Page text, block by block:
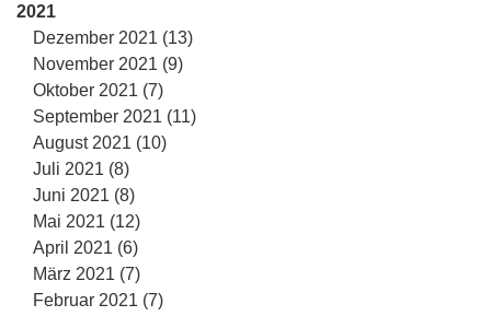
2021
Dezember 2021 (13)
November 2021 (9)
Oktober 2021 (7)
September 2021 (11)
August 2021 (10)
Juli 2021 (8)
Juni 2021 (8)
Mai 2021 (12)
April 2021 (6)
März 2021 (7)
Februar 2021 (7)